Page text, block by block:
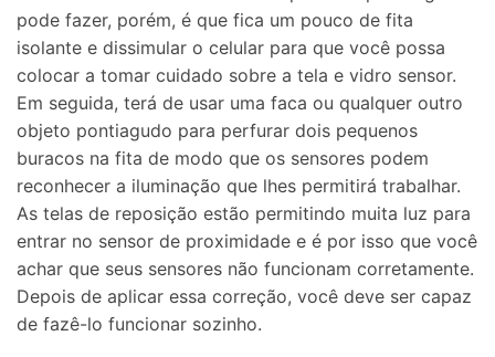
pode fazer, porém, é que fica um pouco de fita
isolante e dissimular o celular para que você possa
colocar a tomar cuidado sobre a tela e vidro sensor.
Em seguida, terá de usar uma faca ou qualquer outro
objeto pontiagudo para perfurar dois pequenos
buracos na fita de modo que os sensores podem
reconhecer a iluminação que lhes permitirá trabalhar.
As telas de reposição estão permitindo muita luz para
entrar no sensor de proximidade e é por isso que você
achar que seus sensores não funcionam corretamente.
Depois de aplicar essa correção, você deve ser capaz
de fazê-lo funcionar sozinho.